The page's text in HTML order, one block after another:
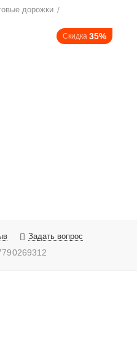
дорожки /
Скидка 35%
Задать вопрос